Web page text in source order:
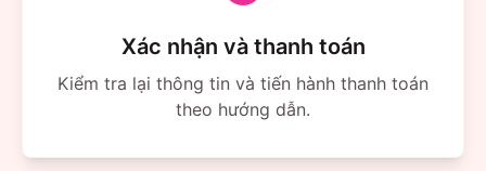
Xác nhận và thanh toán
Kiểm tra lại thông tin và tiến hành thanh toán
theo hướng dẫn.